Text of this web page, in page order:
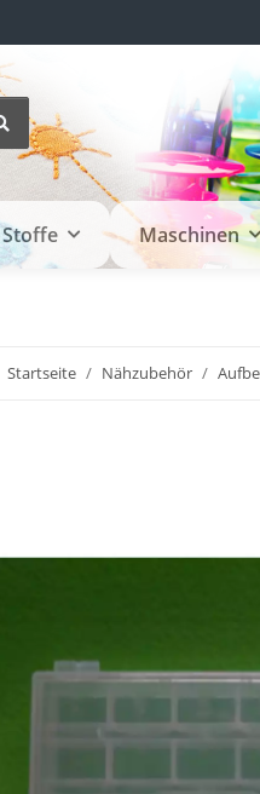
Stoffe Maschinen
Startseite Nähzubehör